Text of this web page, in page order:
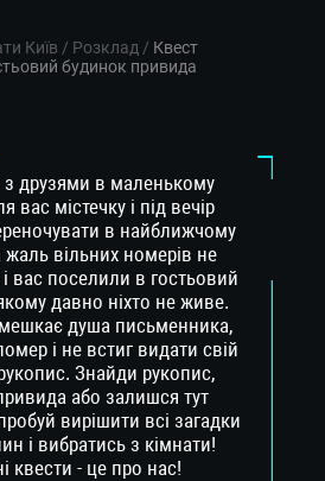
Київ / Розклад / Квест
будинок привида
з друзями в маленькому
вас містечку і під вечір
в найближчому
жаль вільних номерів не
вас поселили в гостьовий
давно ніхто не живе.
душа письменника,
і не встиг видати свій
Знайди рукопис,
або залишся тут
вирішити всі загадки
і вибратись з кімнати!
квести - це про нас!